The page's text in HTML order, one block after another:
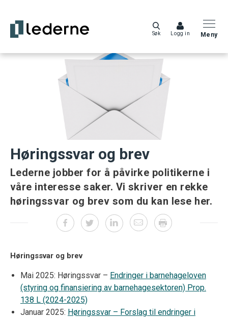
Søk Logg in Meny
Høringssvar og brev
Lederne jobber for å påvirke politikerne i
våre interesse saker. Vi skriver en rekke
høringssvar og brev som du kan lese her.
Høringssvar og brev
Mai 2025: Høringssvar – Endringer i barnehageloven
(styring og finansiering av barnehagesektoren) Prop.
138 L (2024-2025)
Januar 2025: Høringssvar – Forslag til endringer i